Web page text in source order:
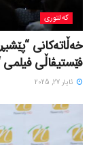
کەلتوری
خه‌ڵاته‌کانی
فێستیڤاڵی فیلمی
ئایار 27, 2025